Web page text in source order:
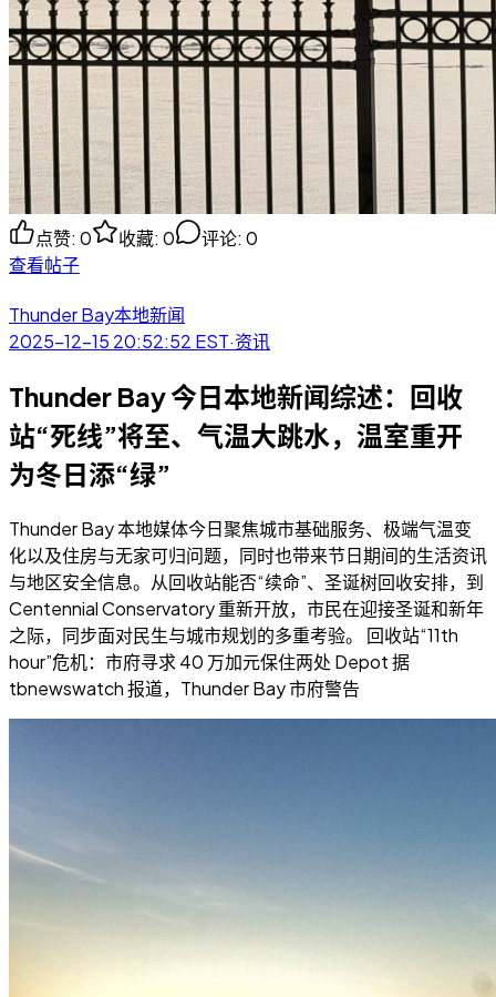
点赞: 0 收藏: 0 评论: 0
查看帖子
Thunder Bay本地新闻
2025-12-15 20:52:52 EST·资讯
Thunder Bay 今日本地新闻综述：回收
站“死线”将至、气温大跳水，温室重开
为冬日添“绿”
Thunder Bay 本地媒体今日聚焦城市基础服务、极端气温变
化以及住房与无家可归问题，同时也带来节日期间的生活资讯
与地区安全信息。从回收站能否“续命”、圣诞树回收安排，到
Centennial Conservatory 重新开放，市民在迎接圣诞和新年
之际，同步面对民生与城市规划的多重考验。 回收站“11th
hour”危机：市府寻求 40 万加元保住两处 Depot 据
tbnewswatch 报道，Thunder Bay 市府警告